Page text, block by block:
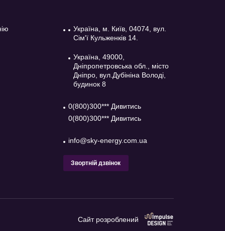
Україна, м. Київ, 04074, вул.
Сім'ї Кульженків 14.
Україна, 49000,
Дніпропетровська обл., місто
Дніпро, вул.Дубініна Володі,
будинок 8
0(800)300*** Дивитись
0(800)300*** Дивитись
info@sky-energy.com.ua
Звортній дзвінок
Сайт розроблений